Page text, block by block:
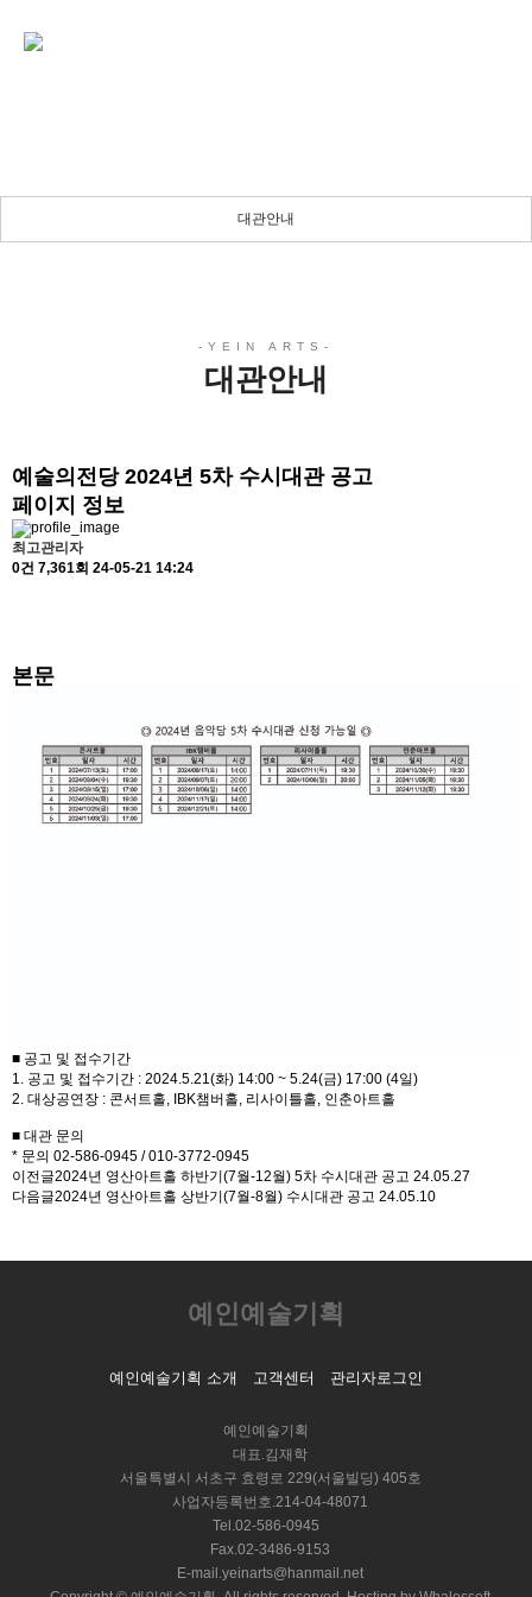
대관안내
대관안내
예술의전당 2024년 5차 수시대관 공고
페이지 정보
최고관리자
0건 7,361회 24-05-21 14:24
본문
■ 공고 및 접수기간
1. 공고 및 접수기간 : 2024.5.21(화) 14:00 ~ 5.24(금) 17:00 (4일)
2. 대상공연장 : 콘서트홀, IBK챔버홀, 리사이틀홀, 인춘아트홀
■ 대관 문의
* 문의 02-586-0945 / 010-3772-0945
이전글2024년 영산아트홀 하반기(7월-12월) 5차 수시대관 공고 24.05.27
다음글2024년 영산아트홀 상반기(7월-8월) 수시대관 공고 24.05.10
예인예술기획
예인예술기획 소개 고객센터 관리자로그인
예인예술기획
대표.김재학
서울특별시 서초구 효령로 229(서울빌딩) 405호
사업자등록번호.214-04-48071
Tel.02-586-0945
Fax.02-3486-9153
E-mail.yeinarts@hanmail.net